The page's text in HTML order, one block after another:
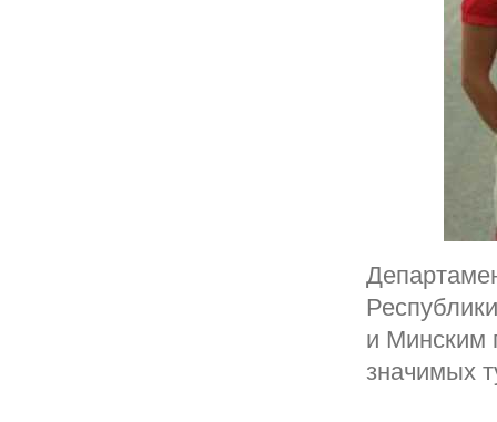
и Минским
значимых